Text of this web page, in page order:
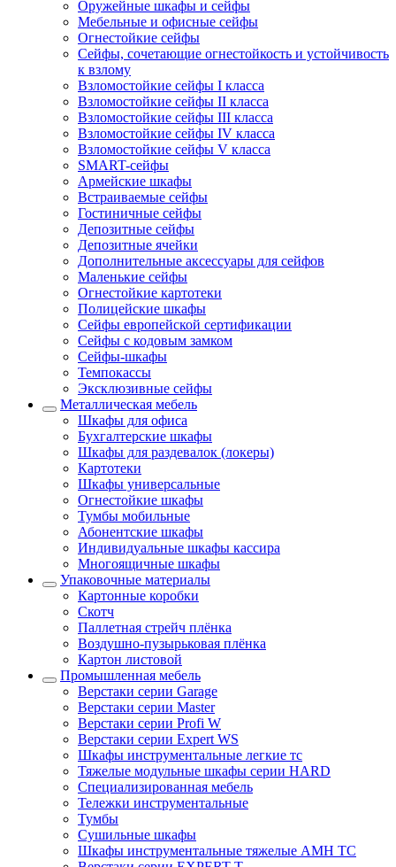
Оружейные шкафы и сейфы
Мебельные и офисные сейфы
Огнестойкие сейфы
Сейфы, сочетающие огнестойкость и устойчивость
к взлому
Взломостойкие сейфы I класса
Взломостойкие сейфы II класса
Взломостойкие сейфы III класса
Взломостойкие сейфы IV класса
Взломостойкие сейфы V класса
SMART-сейфы
Армейские шкафы
Встраиваемые сейфы
Гостиничные сейфы
Депозитные сейфы
Депозитные ячейки
Дополнительные аксессуары для сейфов
Маленькие сейфы
Огнестойкие картотеки
Полицейские шкафы
Сейфы европейской сертификации
Сейфы с кодовым замком
Сейфы-шкафы
Темпокассы
Эксклюзивные сейфы
Металлическая мебель
Шкафы для офиса
Бухгалтерские шкафы
Шкафы для раздевалок (локеры)
Картотеки
Шкафы универсальные
Огнестойкие шкафы
Тумбы мобильные
Абонентские шкафы
Индивидуальные шкафы кассира
Многоящичные шкафы
Упаковочные материалы
Картонные коробки
Скотч
Паллетная стрейч плёнка
Воздушно-пузырьковая плёнка
Картон листовой
Промышленная мебель
Верстаки серии Garage
Верстаки серии Master
Верстаки серии Profi W
Верстаки серии Expert WS
Шкафы инструментальные легкие тс
Тяжелые модульные шкафы серии HARD
Cпециализированная мебель
Тележки инструментальные
Тумбы
Cушильные шкафы
Шкафы инструментальные тяжелые AMH TC